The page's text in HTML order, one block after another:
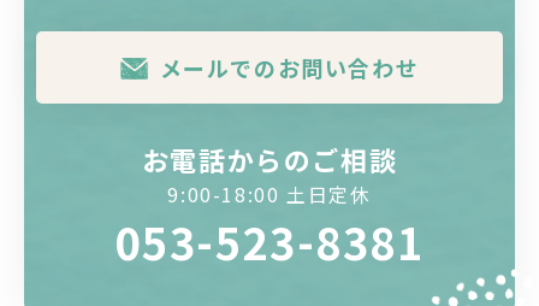
メールでのお問い合わせ
お電話からのご相談
9:00-18:00 土日定休
053-523-8381